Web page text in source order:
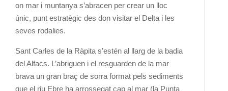
on mar i muntanya s’abracen per crear un lloc
únic, punt estratègic des don visitar el Delta i les
seves rodalies.
Sant Carles de la Ràpita s’estén al llarg de la badia
del Alfacs. L’abriguen i el resguarden de la mar
brava un gran braç de sorra format pels sediments
que el riu Ebre ha arrossegat cap al mar (la Punta